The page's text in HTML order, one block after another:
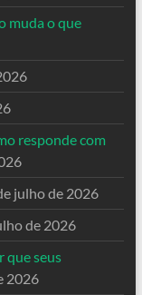
muda o que
responde com
julho de 2026
de 2026
que seus
2026